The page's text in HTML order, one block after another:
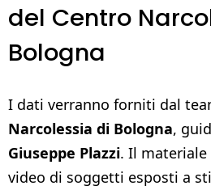
del Centro
Bologna
I dati verranno forniti dal
Narcolessia di Bologna,
Giuseppe Plazzi. Il
video di soggetti esposti a